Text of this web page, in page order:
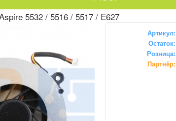
5532 / 5516 / 5517 / E627
Артикул:
Остаток:
Розница:
Партнёр: